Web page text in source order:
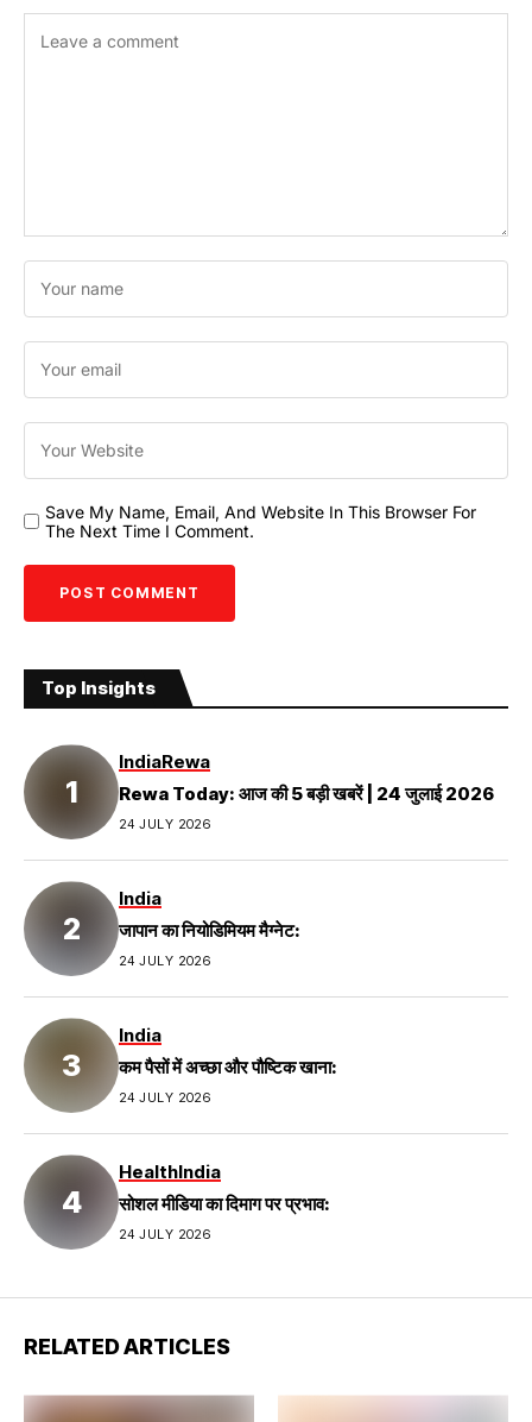
Save My Name, Email, And Website In This Browser For
The Next Time I Comment.
Top Insights
IndiaRewa
Rewa Today: आज की 5 बड़ी खबरें | 24 जुलाई 2026
24 JULY 2026
India
जापान का नियोडिमियम मैग्नेट:
24 JULY 2026
India
कम पैसों में अच्छा और पौष्टिक खाना:
24 JULY 2026
HealthIndia
सोशल मीडिया का दिमाग पर प्रभाव:
24 JULY 2026
RELATED ARTICLES